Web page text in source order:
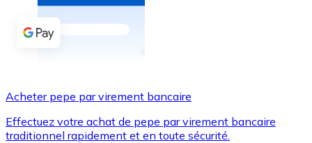
Acheter avec espèces
Virement SEPA
Utilisez les cartes Visa et Mastercard pour acheter
Acheter pepe par virement bancaire
Effectuez votre achat de pepe par virement bancaire
traditionnel rapidement et en toute sécurité.